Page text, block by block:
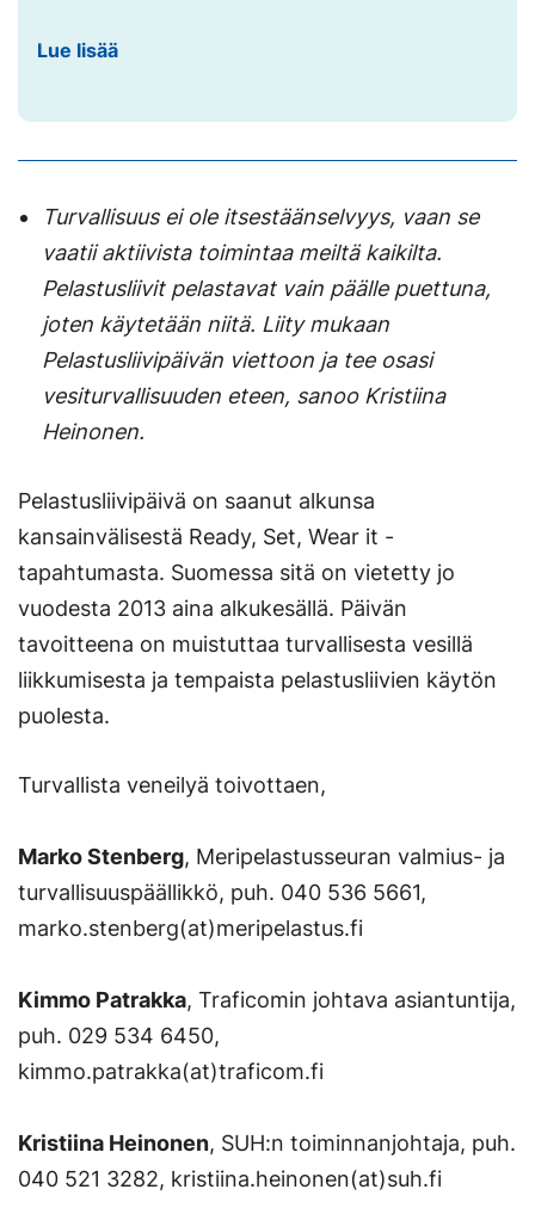
Lue lisää
Turvallisuus ei ole itsestäänselvyys, vaan se
vaatii aktiivista toimintaa meiltä kaikilta.
Pelastusliivit pelastavat vain päälle puettuna,
joten käytetään niitä. Liity mukaan
Pelastusliivipäivän viettoon ja tee osasi
vesiturvallisuuden eteen, sanoo Kristiina
Heinonen.
Pelastusliivipäivä on saanut alkunsa
kansainvälisestä Ready, Set, Wear it -
tapahtumasta. Suomessa sitä on vietetty jo
vuodesta 2013 aina alkukesällä. Päivän
tavoitteena on muistuttaa turvallisesta vesillä
liikkumisesta ja tempaista pelastusliivien käytön
puolesta.
Turvallista veneilyä toivottaen,
Marko Stenberg, Meripelastusseuran valmius- ja
turvallisuuspäällikkö, puh. 040 536 5661,
marko.stenberg(at)meripelastus.fi
Kimmo Patrakka, Traficomin johtava asiantuntija,
puh. 029 534 6450,
kimmo.patrakka(at)traficom.fi
Kristiina Heinonen, SUH:n toiminnanjohtaja, puh.
040 521 3282, kristiina.heinonen(at)suh.fi